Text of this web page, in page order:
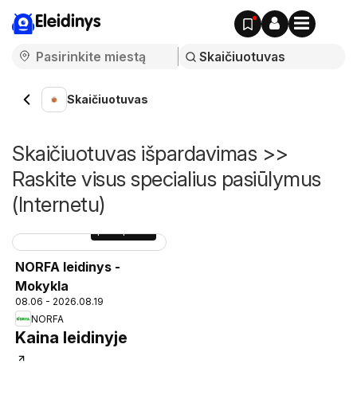
Eleidinys
Skaičiuotuvas
Skaičiuotuvas išpardavimas >>
Raskite visus specialius pasiūlymus
(Internetu)
NORFA leidinys -
Mokykla
08.06 - 2026.08.19
NORFA
Kaina leidinyje